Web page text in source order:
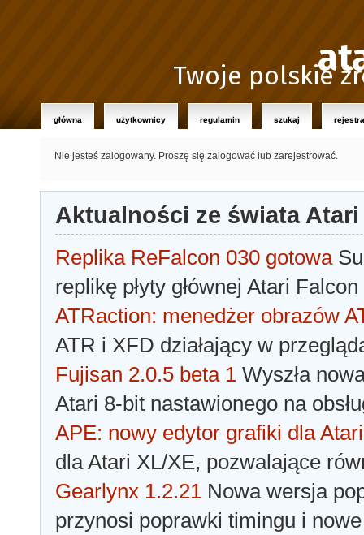
Twoje polskie
główna użytkownicy regulamin szukaj
Nie jesteś zalogowany. Proszę się zalogować lub zarejestrować.
Aktualności ze świata Atari
Replika ReFalcon 030 gotowa
replikę płyty głównej Atari
ATRaction: menedżer obrazów
ATR i XFD działający w
Fujisan 2.0.5 beta 1 Wyszła
Atari 8-bit nastawionego na
APE: nowy edytor grafiki dla Atari
dla Atari XL/XE, pozwalające
Gearlynx 1.2.21 Nowa wersja
przynosi poprawki timingu i